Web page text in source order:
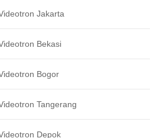
Jakarta
Bekasi
Bogor
Tangerang
Depok